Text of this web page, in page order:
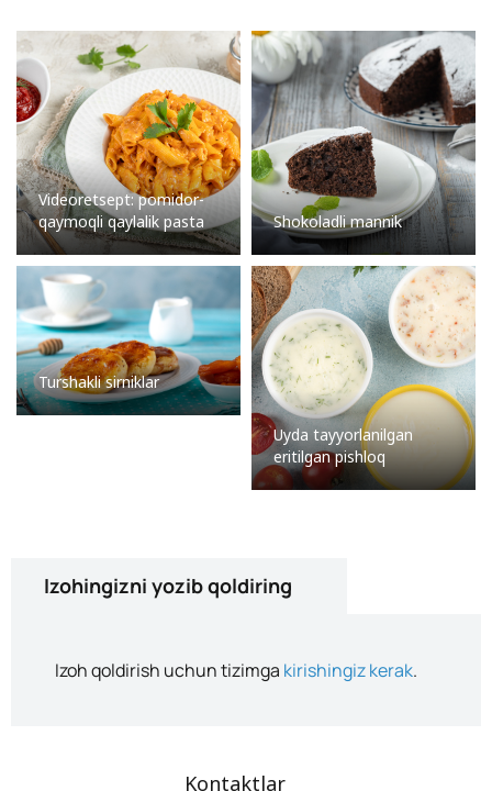
Videoretsept: pomidor-
qaymoqli qaylalik pasta
Shokoladli mannik
Turshakli sirniklar
Uyda tayyorlanilgan
eritilgan pishloq
Izohingizni yozib qoldiring
Izoh qoldirish uchun tizimga kirishingiz kerak.
Kontaktlar